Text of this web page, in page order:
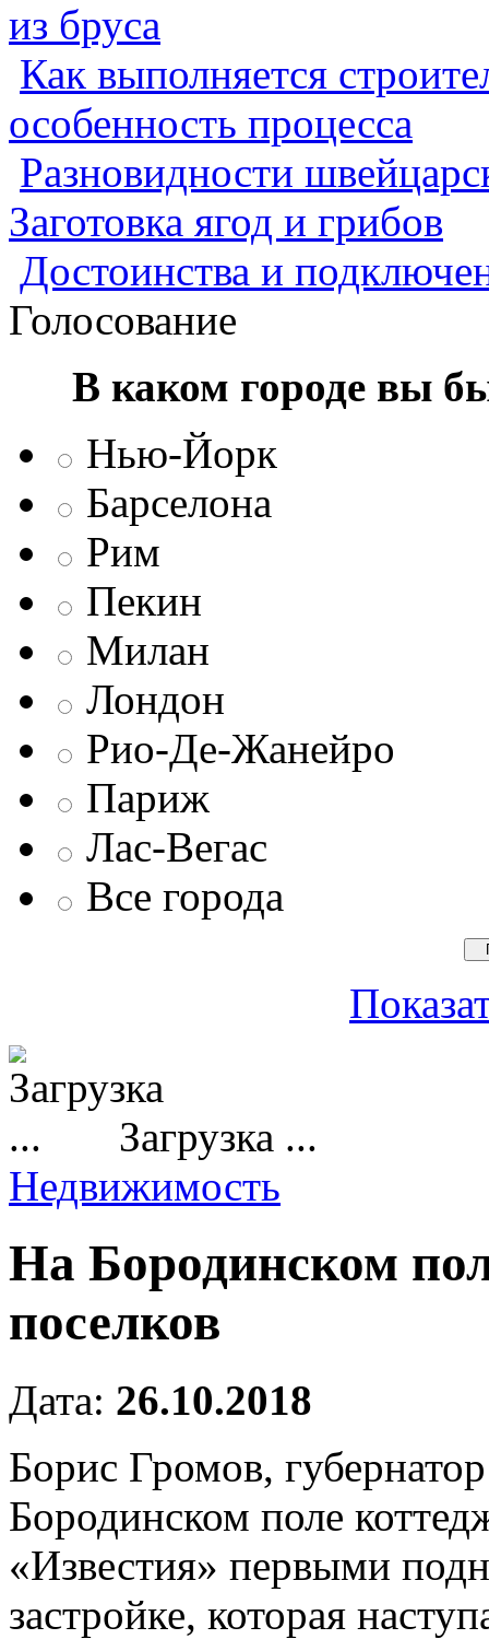
из бруса
Как выполняется
особенность процесса
Разновидности
Заготовка ягод и грибов
Достоинства и
Голосование
В каком городе вы
Нью-Йорк
Барселона
Рим
Пекин
Милан
Лондон
Рио-Де-Жанейро
Париж
Лас-Вегас
Все города
Загрузка ...
Недвижимость
На Бородинском
поселков
Дата: 26.10.2018
Борис Громов,
Бородинском поле
«Известия» первыми
застройке, которая